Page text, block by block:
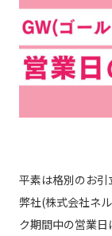
平素は格別のお引
弊社(株式会社ネ
ク期間中の営業日